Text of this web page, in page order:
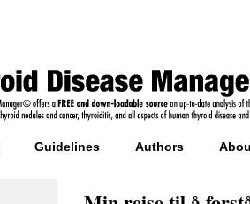
Guidelines Authors